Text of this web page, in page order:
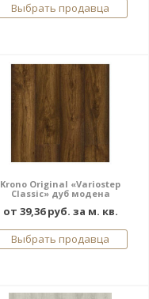
Выбрать продавца
Krono Original «Variostep
Classic» дуб модена
от 39,36 руб. за м. кв.
Выбрать продавца